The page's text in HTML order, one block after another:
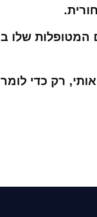
המטופלות שלו
רק כדי